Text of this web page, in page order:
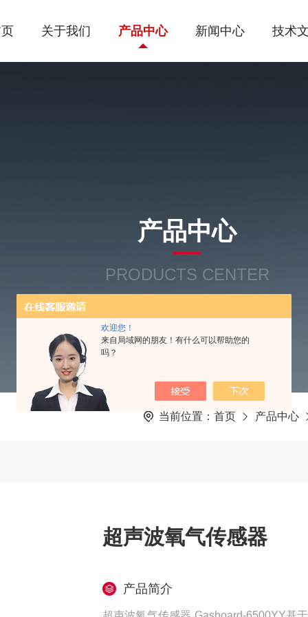
欢迎您！
来自局域网的朋友！有什么可以帮助您的
吗？
关于我们 产品中心 新闻中心 技术
产品中心
PRODUCTS CENTER
当前位置： 首页 产品中心
超声波氧气传感器
产品简介